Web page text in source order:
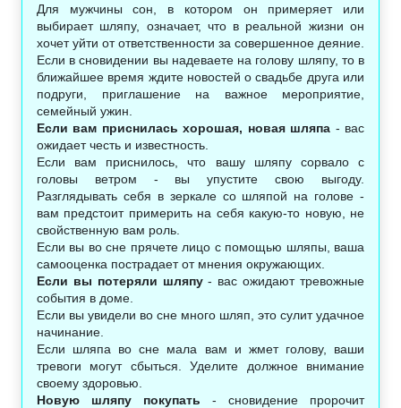
Для мужчины сон, в котором он примеряет или
выбирает шляпу, означает, что в реальной жизни он
хочет уйти от ответственности за совершенное деяние.
Если в сновидении вы надеваете на голову шляпу, то в
ближайшее время ждите новостей о свадьбе друга или
подруги, приглашение на важное мероприятие,
семейный ужин.
Если вам приснилась хорошая, новая шляпа - вас
ожидает честь и известность.
Если вам приснилось, что вашу шляпу сорвало с
головы ветром - вы упустите свою выгоду.
Разглядывать себя в зеркале со шляпой на голове -
вам предстоит примерить на себя какую-то новую, не
свойственную вам роль.
Если вы во сне прячете лицо с помощью шляпы, ваша
самооценка пострадает от мнения окружающих.
Если вы потеряли шляпу- вас ожидают тревожные
события в доме.
Если вы увидели во сне много шляп, это сулит удачное
начинание.
Если шляпа во сне мала вам и жмет голову, ваши
тревоги могут сбыться. Уделите должное внимание
своему здоровью.
Новую шляпу покупать - сновидение пророчит